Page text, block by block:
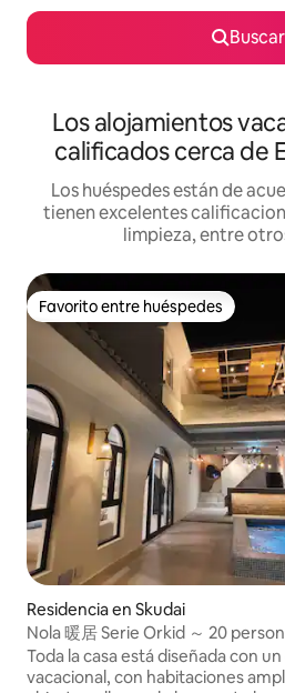
Buscar
Los alojamientos
calificados cerca de
Los huéspedes están de
tienen excelentes
limpieza, entre
Favorito entre huéspedes
Favorito entre huéspedes
Residencia en Skudai
Nola 暖居 Serie Orkid ～ 20
Toda la casa está diseñada con
vacacional, con habitaciones